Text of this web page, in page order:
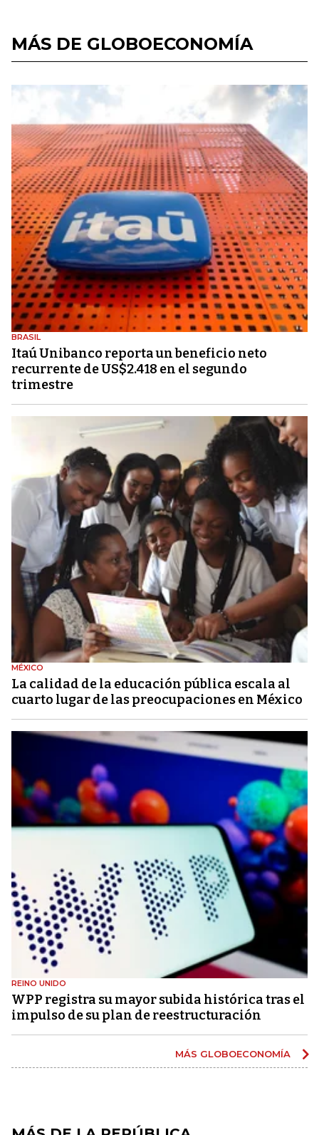
MÁS DE GLOBOECONOMÍA
BRASIL
Itaú Unibanco reporta un beneficio neto
recurrente de US$2.418 en el segundo
trimestre
MÉXICO
La calidad de la educación pública escala al
cuarto lugar de las preocupaciones en México
REINO UNIDO
WPP registra su mayor subida histórica tras el
impulso de su plan de reestructuración
MÁS GLOBOECONOMÍA